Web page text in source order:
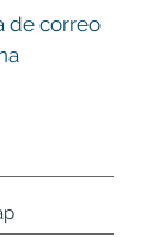
de correo